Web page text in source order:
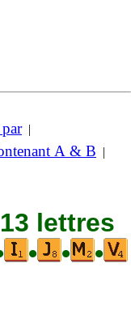
|
A & B |
lettres
• • •